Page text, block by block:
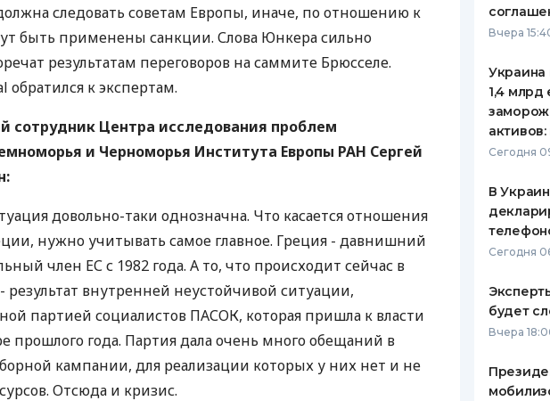
КЕШБЭКА
ВСЕ
ОТЗЫВЫ О
КОНТАКТЫ
следовать советам Европы, иначе, по отношению к
быть применены санкции. Слова Юнкера сильно
результатам переговоров на саммите Брюсселе.
обратился к экспертам.
сотрудник Центра исследования проблем
и Черноморья Института Европы РАН Сергей
довольно-таки однозначна. Что касается отношения
нужно учитывать самое главное. Греция - давнишний
член ЕС с 1982 года. А то, что происходит сейчас в
результат внутренней неустойчивой ситуации,
партией социалистов ПАСОК, которая пришла к власти
прошлого года. Партия дала очень много обещаний в
кампании, для реализации которых у них нет и не
Отсюда и кризис.
Вчера
Украина
1,4 млрд
Сегодня
В
Сегодня
будет
Вчера